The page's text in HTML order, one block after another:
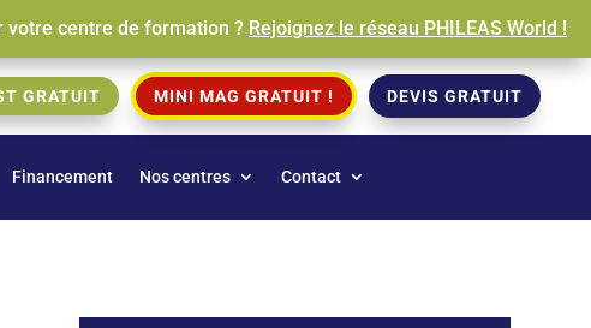
votre centre de formation ? Rejoignez le réseau PHILEAS World !
GRATUIT MINI MAG GRATUIT ! DEVIS GRATUIT
Financement Nos centres Contact